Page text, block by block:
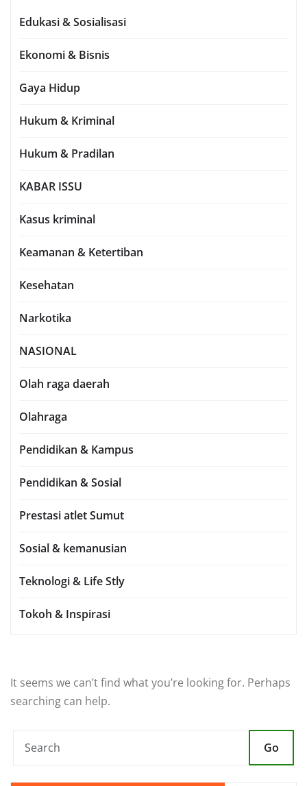
Edukasi & Sosialisasi
Ekonomi & Bisnis
Gaya Hidup
Hukum & Kriminal
Hukum & Pradilan
KABAR ISSU
Kasus kriminal
Keamanan & Ketertiban
Kesehatan
Narkotika
NASIONAL
Olah raga daerah
Olahraga
Pendidikan & Kampus
Pendidikan & Sosial
Prestasi atlet Sumut
Sosial & kemanusian
Teknologi & Life Stly
Tokoh & Inspirasi
It seems we can’t find what you’re looking for. Perhaps
searching can help.
Go